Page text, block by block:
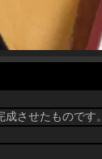
させたものです。